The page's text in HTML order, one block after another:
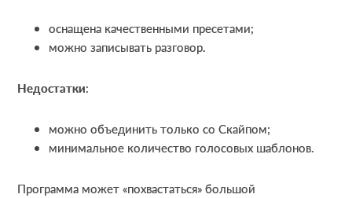
оснащена качественными пресетами;
можно записывать разговор.
Недостатки:
можно объединить только со Скайпом;
минимальное количество голосовых шаблонов.
Программа может «похвастаться» большой